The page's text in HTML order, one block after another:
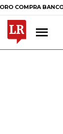
BANCO DE LA